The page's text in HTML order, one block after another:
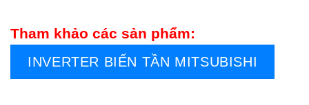
Tham khảo các sản phẩm:
INVERTER BIẾN TẦN MITSUBISHI